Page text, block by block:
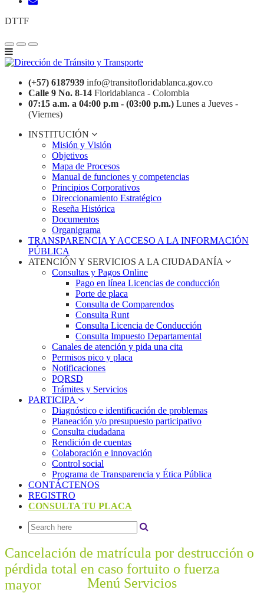
DTTF
(+57) 6187939 info@transitofloridablanca.gov.co
Calle 9 No. 8-14 Floridablanca - Colombia
07:15 a.m. a 04:00 p.m - (03:00 p.m.) Lunes a Jueves -
(Viernes)
INSTITUCIÓN
Misión y Visión
Objetivos
Mapa de Procesos
Manual de funciones y competencias
Principios Corporativos
Direccionamiento Estratégico
Reseña Histórica
Documentos
Organigrama
TRANSPARENCIA Y ACCESO A LA INFORMACIÓN
PÚBLICA
ATENCIÓN Y SERVICIOS A LA CIUDADANÍA
Consultas y Pagos Online
Pago en línea Licencias de conducción
Porte de placa
Consulta de Comparendos
Consulta Runt
Consulta Licencia de Conducción
Consulta Impuesto Departamental
Canales de atención y pida una cita
Permisos pico y placa
Notificaciones
PQRSD
Trámites y Servicios
PARTICIPA
Diagnóstico e identificación de problemas
Planeación y/o presupuesto participativo​
Consulta ciudadana
Rendición de cuentas
Colaboración e innovación
Control social
Programa de Transparencia y Ética Pública
CONTÁCTENOS
REGISTRO
CONSULTA TU PLACA
Cancelación de matrícula por destrucción o
pérdida total en caso fortuito o fuerza
mayor
Menú Servicios